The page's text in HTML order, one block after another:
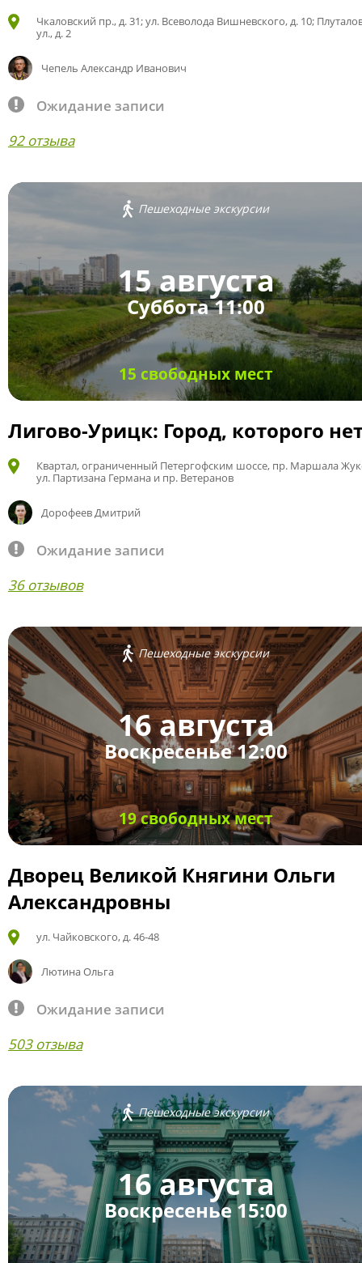
Чкаловский пр., д. 31; ул. Всеволода Вишневского, д. 10;
ул., д. 2
Чепель Александр Иванович
Ожидание записи
92 отзыва
Пешеходные экскурсии
15 августа
Суббота 11:00
15 свободных мест
Лигово-Урицк: Город, которого
Квартал, ограниченный Петергофским шоссе, пр. Маршала
ул. Партизана Германа и пр. Ветеранов
Дорофеев Дмитрий
Ожидание записи
36 отзывов
Пешеходные экскурсии
16 августа
Воскресенье 12:00
19 свободных мест
Дворец Великой Княгини Ольги
Александровны
ул. Чайковского, д. 46-48
Лютина Ольга
Ожидание записи
503 отзыва
Пешеходные экскурсии
16 августа
Воскресенье 15:00